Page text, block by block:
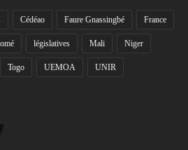
Cédéao Faure Gnassingbé France
législatives Mali Niger
Togo UEMOA UNIR